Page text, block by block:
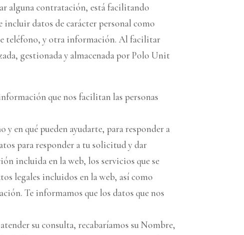
alguna contratación, está facilitando
incluir datos de carácter personal como
teléfono, y otra información. Al facilitar
gestionada y almacenada por Polo Unit
que nos facilitan las personas
en qué pueden ayudarte, para responder a
para responder a tu solicitud y dar
incluida en la web, los servicios que se
legales incluidos en la web, así como
Te informamos que los datos que nos
su consulta, recabaríamos su Nombre,